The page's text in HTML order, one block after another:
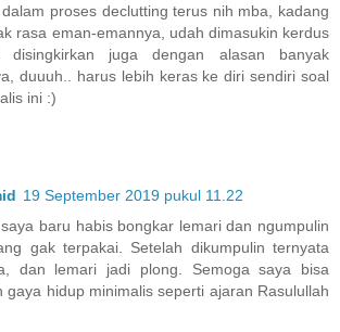
proses declutting terus nih mba, kadang
rasa eman-emannya, udah dimasukin kerdus
disingkirkan juga dengan alasan banyak
duuuh.. harus lebih keras ke diri sendiri soal
ini :)
19 September 2019 pukul 11.22
baru habis bongkar lemari dan ngumpulin
gak terpakai. Setelah dikumpulin ternyata
dan lemari jadi plong. Semoga saya bisa
gaya hidup minimalis seperti ajaran Rasulullah